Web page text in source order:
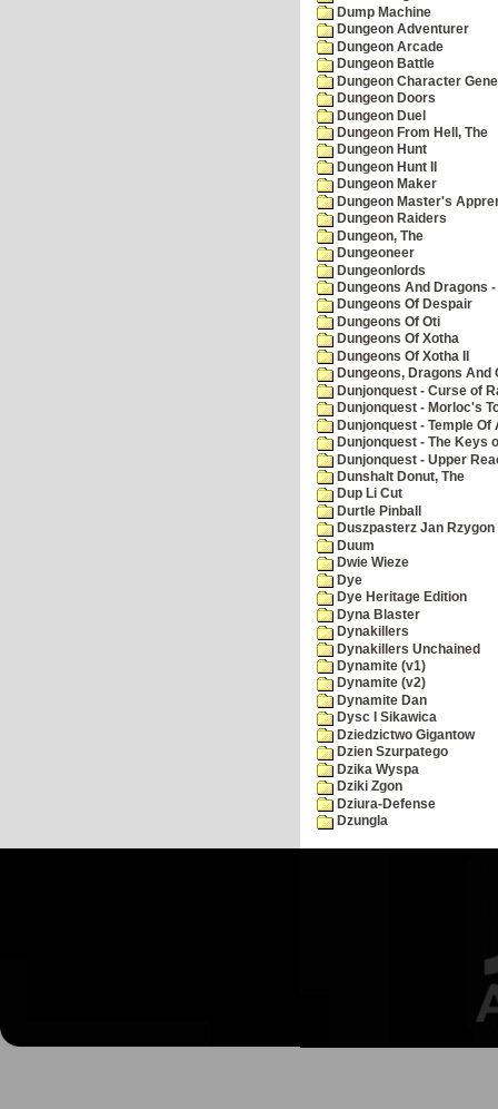
Dump Machine
Dungeon Adventurer
Dungeon Arcade
Dungeon Battle
Dungeon Character
Dungeon Doors
Dungeon Duel
Dungeon From Hell, The
Dungeon Hunt
Dungeon Hunt II
Dungeon Maker
Dungeon Master's
Dungeon Raiders
Dungeon, The
Dungeoneer
Dungeonlords
Dungeons And Dragons
Dungeons Of Despair
Dungeons Of Oti
Dungeons Of Xotha
Dungeons Of Xotha II
Dungeons, Dragons And
Dunjonquest - Curse of
Dunjonquest - Morloc's
Dunjonquest - Temple Of
Dunjonquest - The Keys
Dunjonquest - Upper
Dunshalt Donut, The
Dup Li Cut
Durtle Pinball
Duszpasterz Jan Rzygon
Duum
Dwie Wieze
Dye
Dye Heritage Edition
Dyna Blaster
Dynakillers
Dynakillers Unchained
Dynamite (v1)
Dynamite (v2)
Dynamite Dan
Dysc I Sikawica
Dziedzictwo Gigantow
Dzien Szurpatego
Dzika Wyspa
Dziki Zgon
Dziura-Defense
Dzungla